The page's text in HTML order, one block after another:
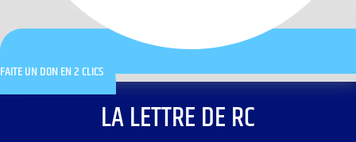
FAITE UN DON EN 2 CLICS
LA LETTRE DE RC